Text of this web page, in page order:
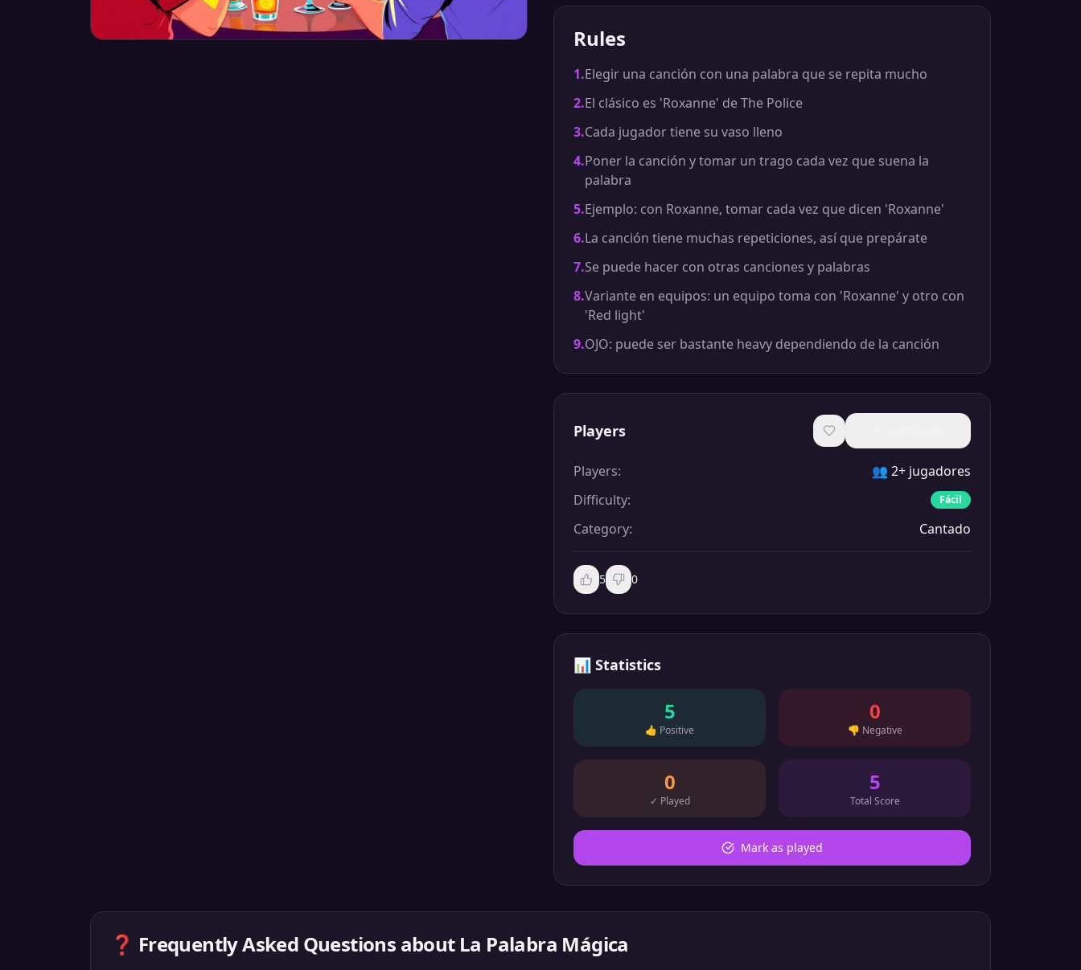
Rules
1.Elegir una canción con una palabra que se repita mucho
2.El clásico es 'Roxanne' de The Police
3.Cada jugador tiene su vaso lleno
4.Poner la canción y tomar un trago cada vez que suena la
palabra
5.Ejemplo: con Roxanne, tomar cada vez que dicen 'Roxanne'
6.La canción tiene muchas repeticiones, así que prepárate
7.Se puede hacer con otras canciones y palabras
8.Variante en equipos: un equipo toma con 'Roxanne' y otro con
'Red light'
9.OJO: puede ser bastante heavy dependiendo de la canción
Players
Players: 👥 2+ jugadores
Difficulty: Fácil
Category: Cantado
5 0
📊 Statistics
5
👍 Positive
0
👎 Negative
0
✓ Played
5
Total Score
Mark as played
❓ Frequently Asked Questions about La Palabra Mágica